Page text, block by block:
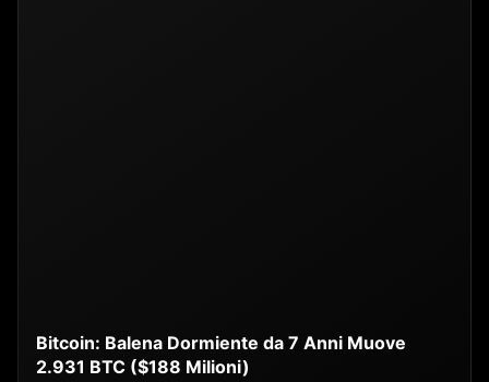
Bitcoin: Balena Dormiente da 7 Anni Muove
2.931 BTC ($188 Milioni)